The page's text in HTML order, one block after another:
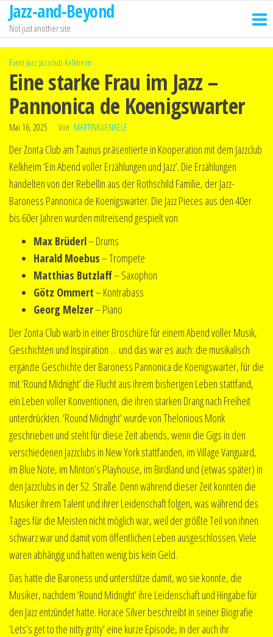
Zum
Inhalt
springen
Jazz-and-Beyond
Not just another site
Event Jazz Jazzclub Kelkheim
Eine starke Frau im Jazz –
Pannonica de Koenigswarter
Mai 16, 2025 Von MARTINKUENKELE
Der Zonta Club am Taunus präsentierte in Kooperation mit dem Jazzclub
Kelkheim ‘Ein Abend voller Erzählungen und Jazz’. Die Erzählungen
handelten von der Rebellin aus der Rothschild Familie, der Jazz-
Baroness Pannonica de Koenigswarter. Die Jazz Pieces aus den 40er
bis 60er Jahren wurden mitreisend gespielt von
Max Brüderl– Drums
Harald Moebus– Trompete
Matthias Butzlaff– Saxophon
Götz Ommert– Kontrabass
Georg Melzer– Piano
Der Zonta Club warb in einer Broschüre für einem Abend voller Musik,
Geschichten und Inspiration … und das war es auch: die musikalisch
ergänzte Geschichte der Baroness Pannonica de Koenigswarter, für die
mit ‘Round Midnight’ die Flucht aus ihrem bisherigen Leben stattfand,
ein Leben voller Konventionen, die ihren starken Drang nach Freiheit
unterdrückten. ‘Round Midnight’ wurde von Thelonious Monk
geschrieben und steht für diese Zeit abends, wenn die Gigs in den
verschiedenen Jazzclubs in New York stattfanden, im Village Vanguard,
im Blue Note, im Minton’s Playhouse, im Birdland und (etwas später) in
den Jazzclubs in der 52. Straße. Denn während dieser Zeit konnten die
Musiker ihrem Talent und ihrer Leidenschaft folgen, was während des
Tages für die Meisten nicht möglich war, weil der größte Teil von ihnen
schwarz war und damit vom öffentlichen Leben ausgeschlossen. Viele
waren abhängig und hatten wenig bis kein Geld.
Das hatte die Baroness und unterstütze damit, wo sie konnte, die
Musiker, nachdem ‘Round Midnight’ ihre Leidenschaft und Hingabe für
den Jazz entzündet hatte. Horace Silver beschreibt in seiner Biografie
‘Lets’s get to the nitty gritty’ eine kurze Episode, in der auch ihr